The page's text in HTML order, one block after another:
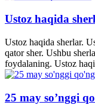
Ustoz haqida
Ustoz haqida sherlar.
qator sher. Ushbu
foydalaning. Ustoz
25 may so’nggi